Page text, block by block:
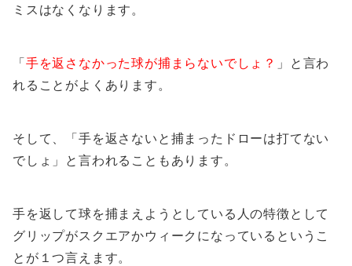
ミスはなくなります。
「手を返さなかった球が捕まらないでしょ？ 」と言わ
れることがよくあります。
そして、「手を返さないと捕まったドローは打てない
でしょ」と言われることもあります。
手を返して球を捕まえようとしている人の特徴として
グリップがスクエアかウィークになっているというこ
とが１つ言えます。